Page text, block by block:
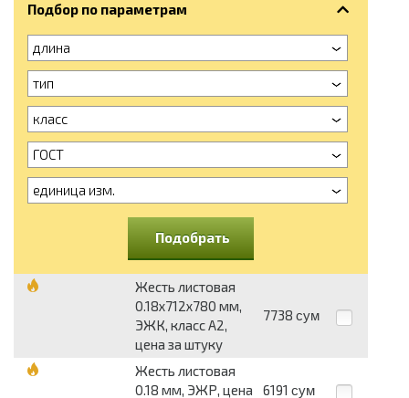
Подбор по параметрам
длина
тип
класс
ГОСТ
единица изм.
Подобрать
Жесть листовая
0.18х712х780 мм,
ЭЖК, класс А2,
цена за штуку
7738 сум
Жесть листовая
0.18 мм, ЭЖР, цена
6191 сум